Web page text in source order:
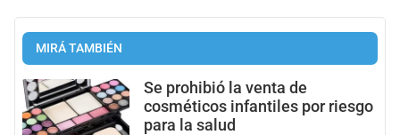
MIRÁ TAMBIÉN
Se prohibió la venta de
cosméticos infantiles por riesgo
para la salud